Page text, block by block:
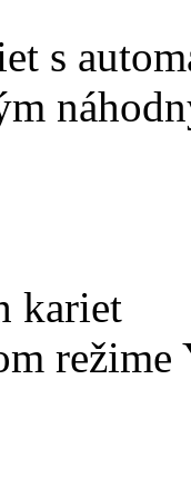
s
kariet
režime